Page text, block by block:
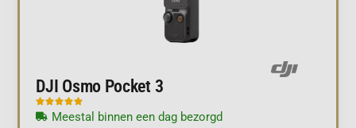
DJI Osmo Pocket 3

Meestal binnen een dag bezorgd